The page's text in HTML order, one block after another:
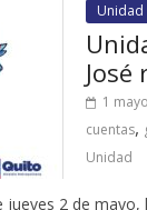
Unidad
1
cuentas,
Unidad
2 de